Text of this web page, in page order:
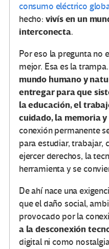
consumo eléctrico
hecho: vivís en un
interconecta.
Por eso la pregunta no
mejor. Esa es la trampa.
mundo humano y
entregar para que
la educación, el
cuidado, la memoria
conexión permanente
para estudiar, trabajar,
ejercer derechos, la
herramienta y se
De ahí nace una
que el daño social,
provocado por la
a la desconexión
digital ni como